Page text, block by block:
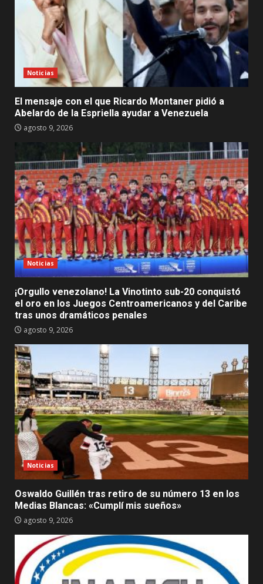
Noticias
El mensaje con el que Ricardo Montaner pidió a
Abelardo de la Espriella ayudar a Venezuela
agosto 9, 2026
Noticias
¡Orgullo venezolano! La Vinotinto sub-20 conquistó
el oro en los Juegos Centroamericanos y del Caribe
tras unos dramáticos penales
agosto 9, 2026
Noticias
Oswaldo Guillén tras retiro de su número 13 en los
Medias Blancas: «Cumplí mis sueños»
agosto 9, 2026